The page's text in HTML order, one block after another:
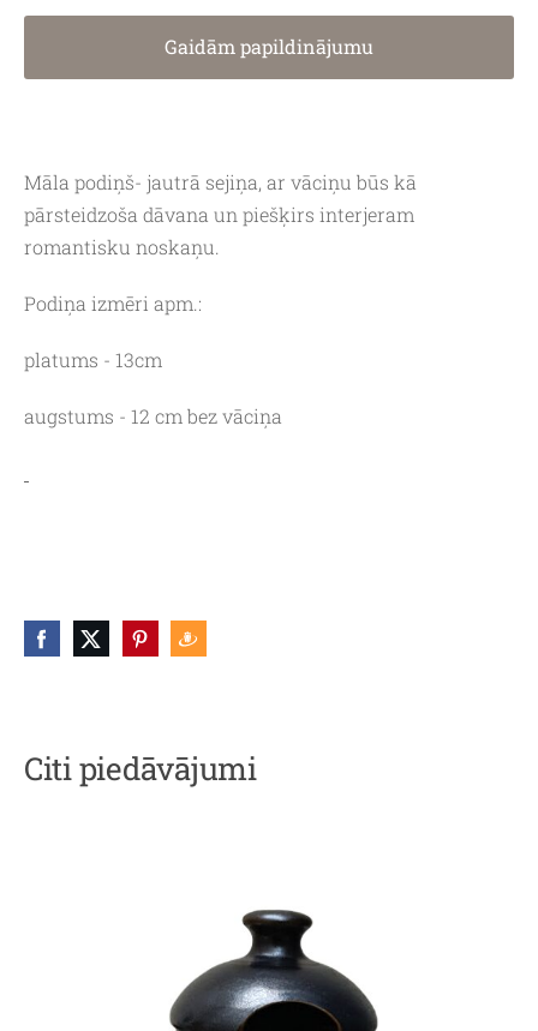
Gaidām papildinājumu
Māla podiņš- jautrā sejiņa, ar vāciņu būs kā
pārsteidzoša dāvana un piešķirs interjeram
romantisku noskaņu.
Podiņa izmēri apm.:
platums - 13cm
augstums - 12 cm bez vāciņa
Citi piedāvājumi